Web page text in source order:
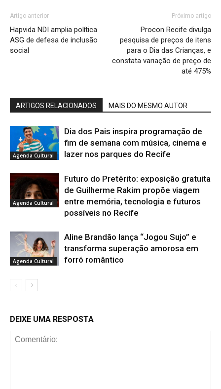
Artigo anterior
Hapvida NDI amplia política
ASG de defesa de inclusão
social
Próximo artigo
Procon Recife divulga
pesquisa de preços de itens
para o Dia das Crianças, e
constata variação de preço de
até 475%
ARTIGOS RELACIONADOS MAIS DO MESMO AUTOR
Agenda Cultural
Dia dos Pais inspira programação de
fim de semana com música, cinema e
lazer nos parques do Recife
Agenda Cultural
Futuro do Pretérito: exposição gratuita
de Guilherme Rakim propõe viagem
entre memória, tecnologia e futuros
possíveis no Recife
Agenda Cultural
Aline Brandão lança “Jogou Sujo” e
transforma superação amorosa em
forró romântico
DEIXE UMA RESPOSTA